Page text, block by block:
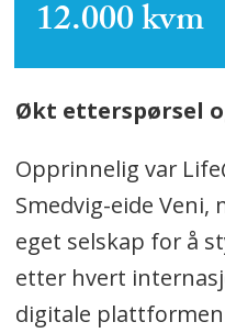
12.000 kvm
Økt etterspørsel
Opprinnelig var
Smedvig-eide Veni,
eget selskap for å
etter hvert
digitale